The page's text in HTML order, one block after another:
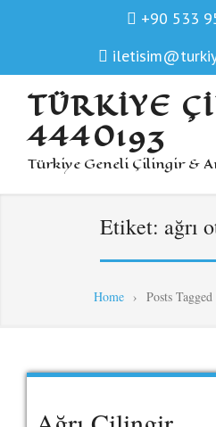
+90 533
TÜRKIYE
4440193
Türkiye Geneli Çilingir &
Etiket: ağrı
Home › Posts